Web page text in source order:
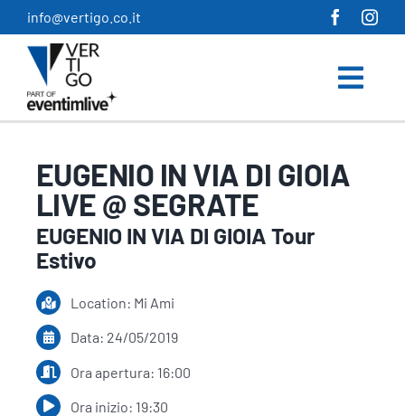
Salta
al
contenuto
info@vertigo.co.it
EUGENIO IN VIA DI GIOIA
LIVE @ SEGRATE
EUGENIO IN VIA DI GIOIA Tour
Estivo
Location: Mi Ami
Data: 24/05/2019
Ora apertura: 16:00
Ora inizio: 19:30